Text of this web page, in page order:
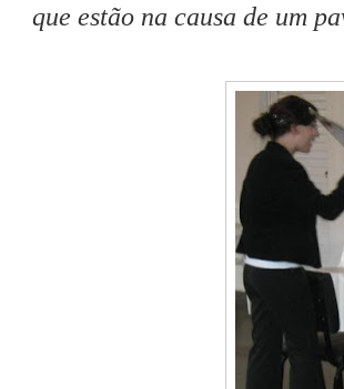
que estão na causa de um